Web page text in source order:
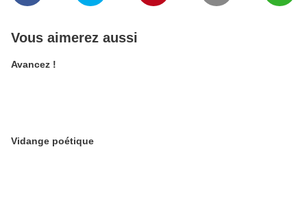
Vous aimerez aussi
Avancez !
Vidange poétique